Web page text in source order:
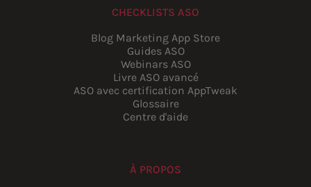
CHECKLISTS ASO
Blog Marketing App Store
Guides ASO
Webinars ASO
Livre ASO avancé
ASO avec certification AppTweak
Glossaire
Centre d'aide
À PROPOS